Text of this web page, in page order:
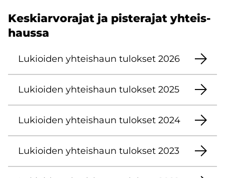
Kes­kiar­vo­ra­jat ja pis­te­ra­jat yh­teis­
haus­sa
Lu­kioi­den yh­teis­haun tu­lok­set 2026
Lu­kioi­den yh­teis­haun tu­lok­set 2025
Lu­kioi­den yh­teis­haun tu­lok­set 2024
Lu­kioi­den yh­teis­haun tu­lok­set 2023